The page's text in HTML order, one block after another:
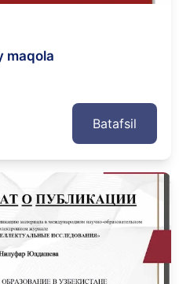
maqola
Batafsil